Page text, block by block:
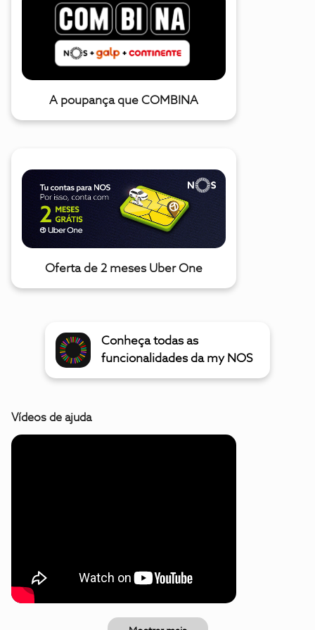
A poupança que COMBINA
Oferta de 2 meses Uber One
Conheça todas as
funcionalidades da my NOS
Vídeos de ajuda